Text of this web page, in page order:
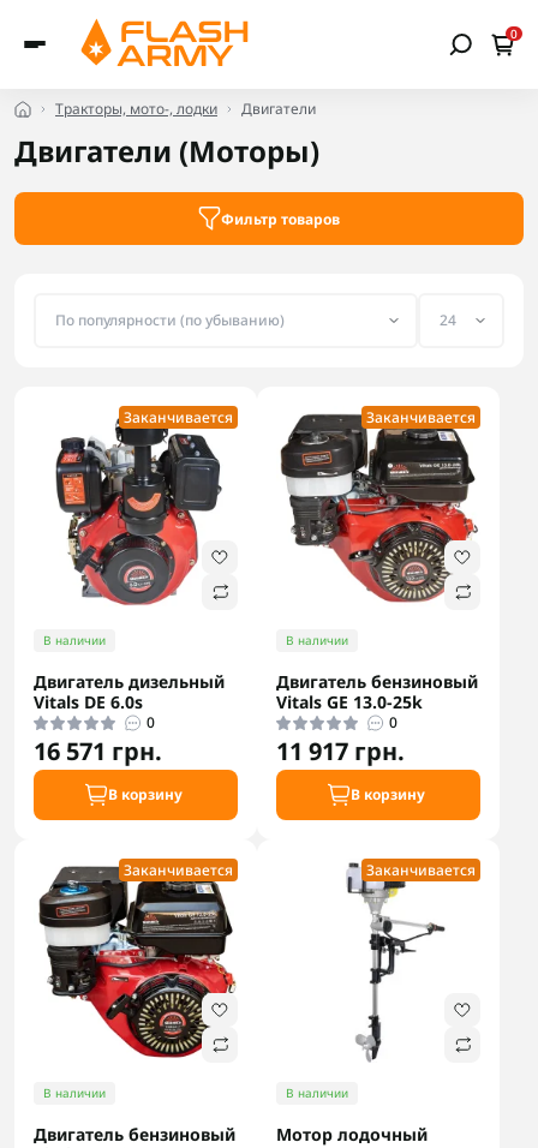
0
Тракторы, мото-, лодки Двигатели
Двигатели (Моторы)
Фильтр товаров
Заканчивается
В наличии
Двигатель дизельный
Vitals DE 6.0s
0
16 571 грн.
В корзину
Заканчивается
В наличии
Двигатель бензиновый
Vitals GE 13.0-25k
0
11 917 грн.
В корзину
Заканчивается
В наличии
Двигатель бензиновый
Заканчивается
В наличии
Мотор лодочный